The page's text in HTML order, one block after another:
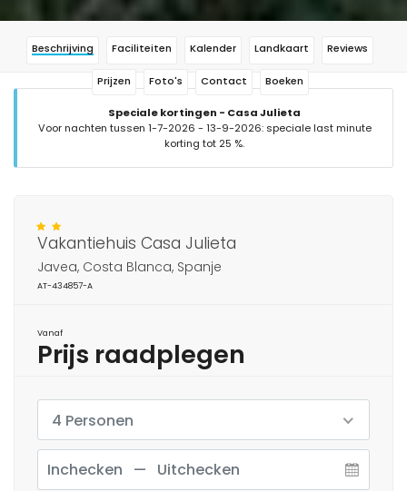
Beschrijving Faciliteiten Kalender Landkaart Reviews
Prijzen Foto's Contact Boeken
Speciale kortingen - Casa Julieta
Voor nachten tussen 1-7-2026 - 13-9-2026: speciale last minute
korting tot 25 %.
Vakantiehuis Casa Julieta
Javea, Costa Blanca, Spanje
AT-434857-A
Vanaf
Prijs raadplegen
4 Personen